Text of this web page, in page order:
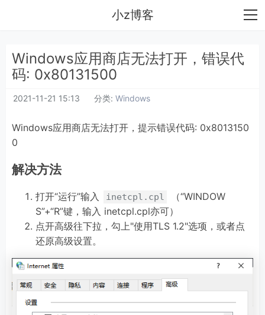
小z博客
Windows应用商店无法打开，错误代
码: 0x80131500
2021-11-21 15:13 分类: Windows
Windows应用商店无法打开，提示错误代码: 0x8013150
0
解决方法
打开“运行”输入 inetcpl.cpl
（“WINDOW
S”+“R”键，输入 inetcpl.cpl亦可）
点开高级往下拉，勾上"使用TLS 1.2"选项，或者点
还原高级设置。